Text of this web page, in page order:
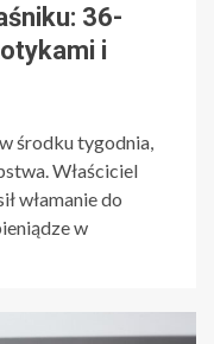
36-
i
środku tygodnia,
Właściciel
włamanie do
w